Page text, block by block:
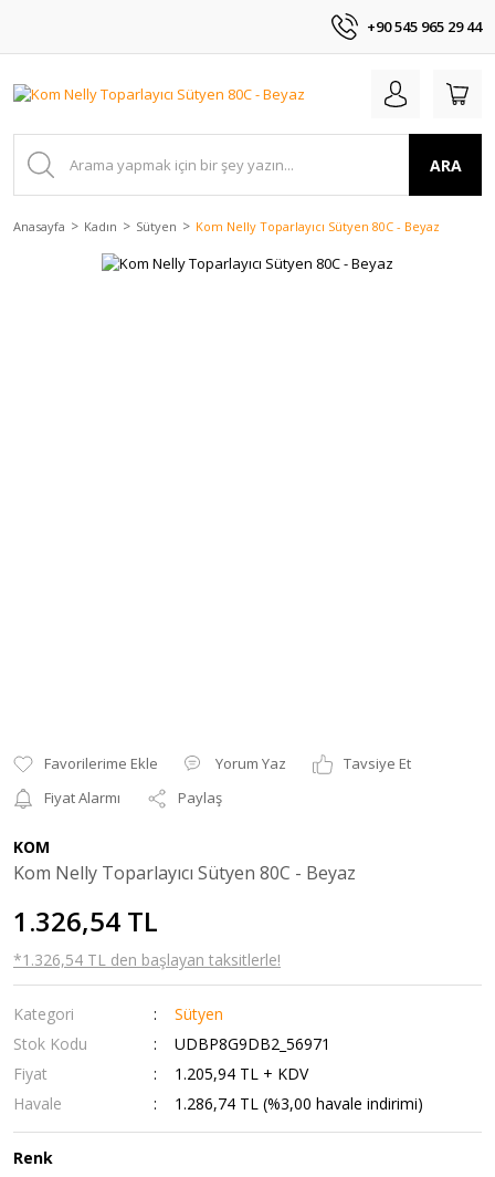
+90 545 965 29 44
ARA
Anasayfa Kadın Sütyen Kom Nelly Toparlayıcı Sütyen 80C - Beyaz
Yorum Yaz
Tavsiye Et
Fiyat Alarmı
Paylaş
KOM
Kom Nelly Toparlayıcı Sütyen 80C - Beyaz
1.326,54 TL
*1.326,54 TL den başlayan taksitlerle!
Kategori
Sütyen
Stok Kodu
UDBP8G9DB2_56971
Fiyat
1.205,94 TL + KDV
Havale
1.286,74 TL (%3,00 havale indirimi)
Renk